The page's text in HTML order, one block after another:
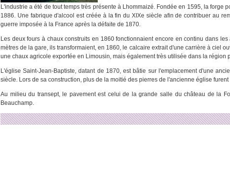
L'industrie a été de tout temps très présente à Lhommaizé. Fondée en 1595, la forge
1886. Une fabrique d'alcool est créée à la fin du XIXe siècle afin de contribuer au
guerre imposée à la France après la défaite de 1870.
Les deux fours à chaux construits en 1860 fonctionnaient encore en continu dans
mètres de la gare, ils transformaient, en 1860, le calcaire extrait d'une carrière à ciel
une chaux agricole exportée en Limousin, mais également très utilisée dans la région
L'église Saint-Jean-Baptiste, datant de 1870, est bâtie sur l'emplacement d'une
siècle. Lors de sa construction, plus de la moitié des pierres de l'ancienne église furent
Au milieu du transept, le pavement est celui de la grande salle du château de la
Beauchamp.